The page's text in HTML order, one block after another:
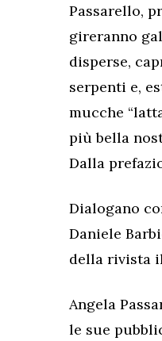
Passarello,
gireranno
disperse,
serpenti e,
mucche
più bella
Dalla
Dialogano
Daniele
della rivista
Angela
le sue